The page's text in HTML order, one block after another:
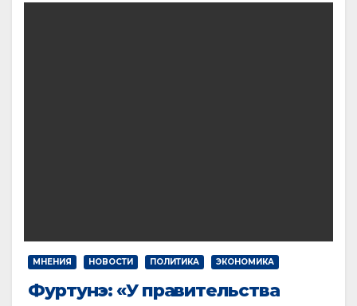
МНЕНИЯ НОВОСТИ ПОЛИТИКА ЭКОНОМИКА
Фуртунэ: «У правительства